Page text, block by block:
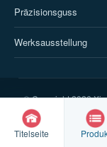
Präzisionsguss
Werksausstellung
© Copyright2026
Jiangsu
Titelseite